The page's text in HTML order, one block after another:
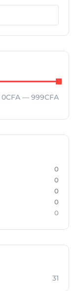
0CFA — 999CFA
0
0
0
0
0
31